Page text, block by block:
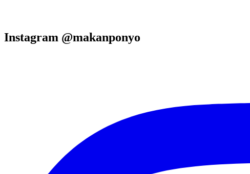
Instagram @makanponyo